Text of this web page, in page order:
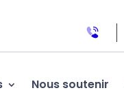
Nous soutenir